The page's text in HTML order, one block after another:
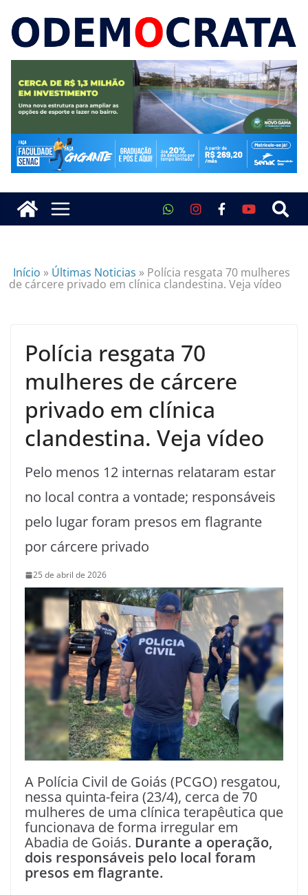
Início » Últimas Noticias » Polícia resgata 70 mulheres
de cárcere privado em clínica clandestina. Veja vídeo
Polícia resgata 70
mulheres de cárcere
privado em clínica
clandestina. Veja vídeo
Pelo menos 12 internas relataram estar
no local contra a vontade; responsáveis
pelo lugar foram presos em flagrante
por cárcere privado
25 de abril de 2026
A Polícia Civil de Goiás (PCGO) resgatou,
nessa quinta-feira (23/4), cerca de 70
mulheres de uma clínica terapêutica que
funcionava de forma irregular em
Abadia de Goiás. Durante a operação,
dois responsáveis pelo local foram
presos em flagrante.